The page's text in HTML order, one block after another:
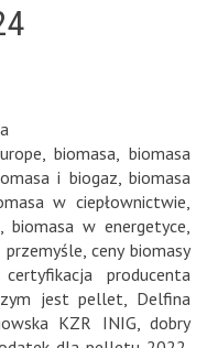
,biomasa,biomasa
i biogaz,biomasa
w ciepłownictwie,
, biomasa w energetyce,
,ceny biomasy
certyfikacja producenta
jest pellet, Delfina
KZR INIG,dobry